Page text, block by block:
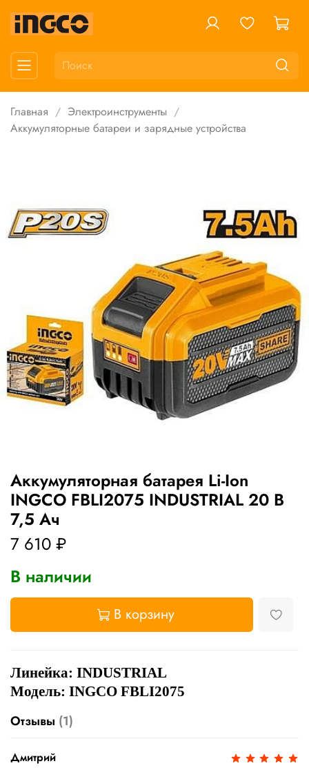
Главная
Электроинструменты
Аккумуляторные батареи и зарядные устройства
Аккумуляторная батарея Li-Ion
INGCO FBLI2075 INDUSTRIAL 20 В
7,5 Ач
7 610 ₽
В наличии
В корзину
Линейка: INDUSTRIAL
Модель: INGCO FBLI2075
Отзывы (1)
Дмитрий